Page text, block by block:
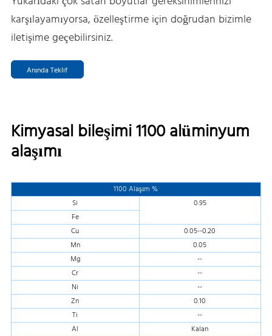
karşılayamıyorsa, özelleştirme için doğrudan bizimle
iletişime geçebilirsiniz.
Anında Teklif
Kimyasal bileşimi 1100 alüminyum
alaşımı
1100 Alaşım %
Si
0.95
Fe
Cu
0.05--0.20
Mn
0.05
Mg
--
Cr
--
Ni
--
Zn
0.10
Ti
--
Al
Kalan